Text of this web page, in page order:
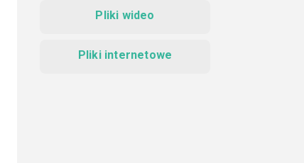
Pliki wideo
Pliki internetowe